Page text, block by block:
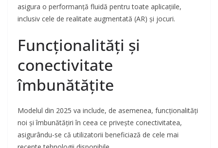
asigura o performanță fluidă pentru toate aplicațiile,
inclusiv cele de realitate augmentată (AR) și jocuri.
Funcționalități și
conectivitate
îmbunătățite
Modelul din 2025 va include, de asemenea, funcționalități
noi și îmbunătățiri în ceea ce privește conectivitatea,
asigurându-se că utilizatorii beneficiază de cele mai